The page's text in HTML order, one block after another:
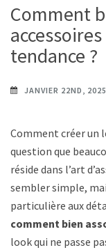
Comment
tendance ?
JANVIER 22ND, 2025
Comment créer un
question que
réside dans l’art
sembler simple,
particulière aux
comment bien
look qui ne passe